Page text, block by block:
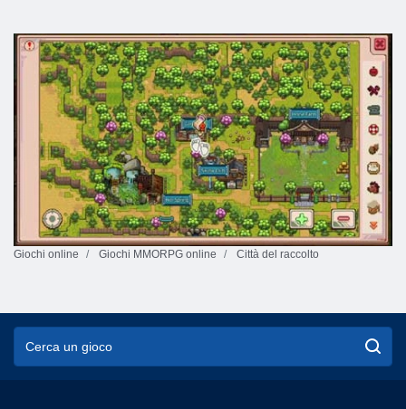
Giochi online Giochi MMORPG online Città del raccolto